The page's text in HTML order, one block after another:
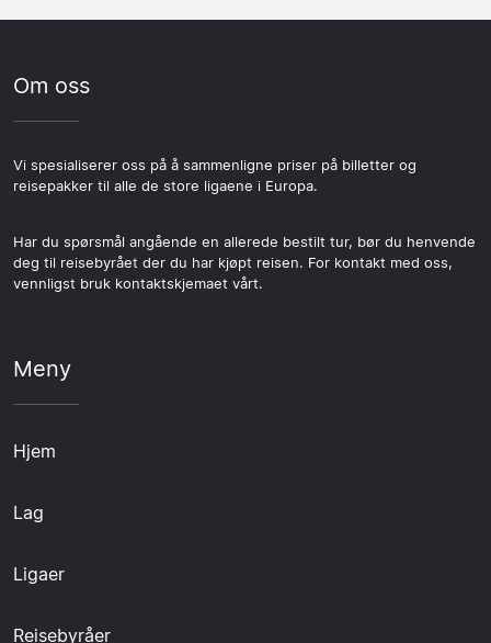
Om oss
Vi spesialiserer oss på å sammenligne priser på billetter og
reisepakker til alle de store ligaene i Europa.
Har du spørsmål angående en allerede bestilt tur, bør du henvende
deg til reisebyrået der du har kjøpt reisen. For kontakt med oss,
vennligst bruk kontaktskjemaet vårt.
Meny
Hjem
Lag
Ligaer
Reisebyråer